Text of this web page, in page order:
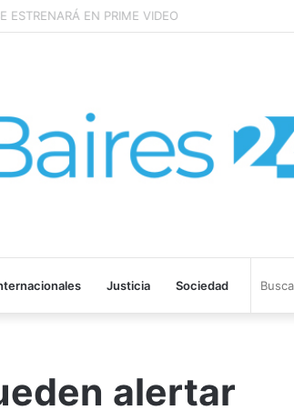
EN PRIME VIDEO
Justicia Sociedad
alertar